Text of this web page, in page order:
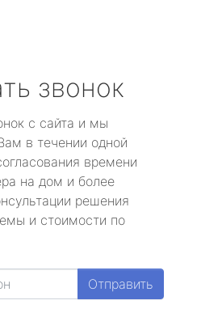
звонок
с сайта и мы
в течении одной
времени
на дом и более
решения
и стоимости по
Отправить